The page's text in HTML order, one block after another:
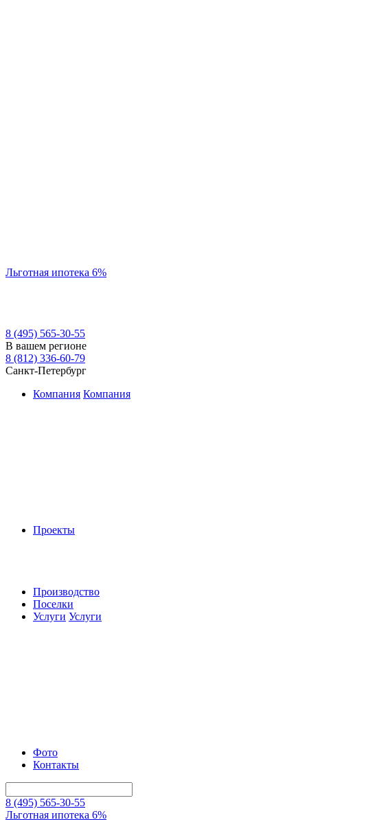
Льготная ипотека 6%
8 (495) 565-30-55
В вашем регионе
8 (812) 336-60-79
Санкт-Петербург
Компания Компания
Проекты
Производство
Поселки
Услуги Услуги
Фото
Контакты
8 (495) 565-30-55
Льготная ипотека 6%